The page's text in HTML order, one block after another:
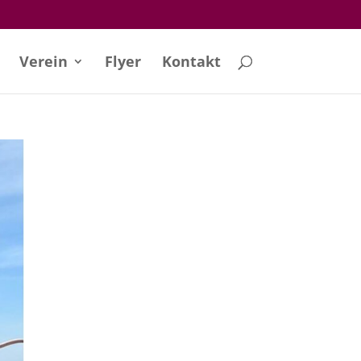
Verein Flyer Kontakt